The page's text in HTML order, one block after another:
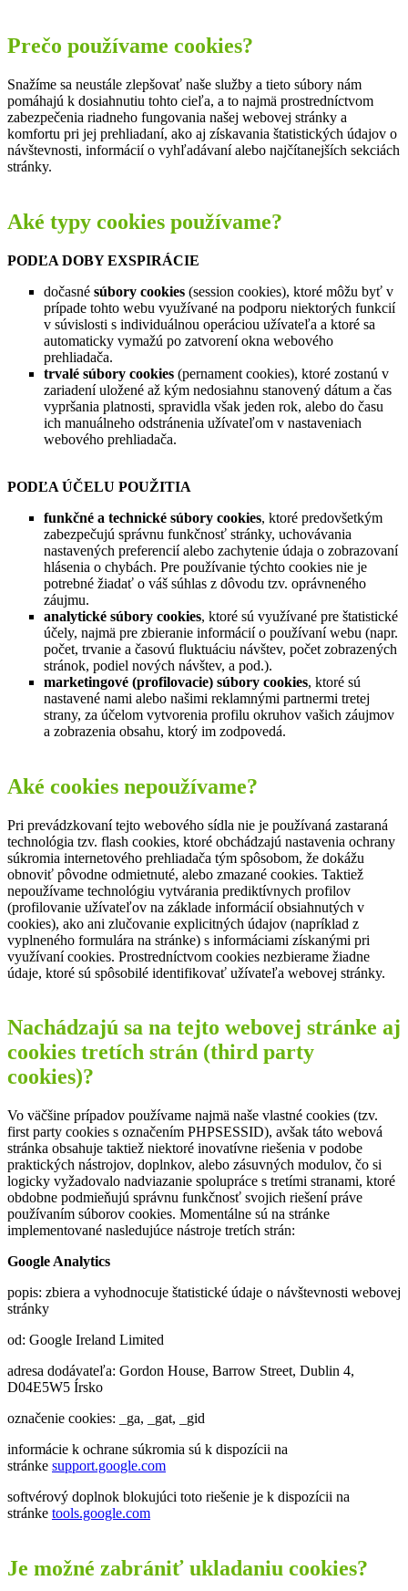
Prečo používame cookies?
Snažíme sa neustále zlepšovať naše služby a tieto súbory nám
pomáhajú k dosiahnutiu tohto cieľa, a to najmä prostredníctvom
zabezpečenia riadneho fungovania našej webovej stránky a
komfortu pri jej prehliadaní, ako aj získavania štatistických údajov o
návštevnosti, informácií o vyhľadávaní alebo najčítanejších sekciách
stránky.
Aké typy cookies používame?
PODĽA DOBY EXSPIRÁCIE
dočasné súbory cookies (session cookies), ktoré môžu byť v
prípade tohto webu využívané na podporu niektorých funkcií
v súvislosti s individuálnou operáciou užívateľa a ktoré sa
automaticky vymažú po zatvorení okna webového
prehliadača.
trvalé súbory cookies (pernament cookies), ktoré zostanú v
zariadení uložené až kým nedosiahnu stanovený dátum a čas
vypršania platnosti, spravidla však jeden rok, alebo do času
ich manuálneho odstránenia užívateľom v nastaveniach
webového prehliadača.
PODĽA ÚČELU POUŽITIA
funkčné a technické súbory cookies, ktoré predovšetkým
zabezpečujú správnu funkčnosť stránky, uchovávania
nastavených preferencií alebo zachytenie údaja o zobrazovaní
hlásenia o chybách. Pre používanie týchto cookies nie je
potrebné žiadať o váš súhlas z dôvodu tzv. oprávneného
záujmu.
analytické súbory cookies, ktoré sú využívané pre štatistické
účely, najmä pre zbieranie informácií o používaní webu (napr.
počet, trvanie a časovú fluktuáciu návštev, počet zobrazených
stránok, podiel nových návštev, a pod.).
marketingové (profilovacie) súbory cookies, ktoré sú
nastavené nami alebo našimi reklamnými partnermi tretej
strany, za účelom vytvorenia profilu okruhov vašich záujmov
a zobrazenia obsahu, ktorý im zodpovedá.
Aké cookies nepoužívame?
Pri prevádzkovaní tejto webového sídla nie je používaná zastaraná
technológia tzv. flash cookies, ktoré obchádzajú nastavenia ochrany
súkromia internetového prehliadača tým spôsobom, že dokážu
obnoviť pôvodne odmietnuté, alebo zmazané cookies. Taktiež
nepoužívame technológiu vytvárania prediktívnych profilov
(profilovanie užívateľov na základe informácií obsiahnutých v
cookies), ako ani zlučovanie explicitných údajov (napríklad z
vyplneného formulára na stránke) s informáciami získanými pri
využívaní cookies. Prostredníctvom cookies nezbierame žiadne
údaje, ktoré sú spôsobilé identifikovať užívateľa webovej stránky.
Nachádzajú sa na tejto webovej stránke aj
cookies tretích strán (third party
cookies)?
Vo väčšine prípadov používame najmä naše vlastné cookies (tzv.
first party cookies s označením PHPSESSID), avšak táto webová
stránka obsahuje taktiež niektoré inovatívne riešenia v podobe
praktických nástrojov, doplnkov, alebo zásuvných modulov, čo si
logicky vyžadovalo nadviazanie spolupráce s tretími stranami, ktoré
obdobne podmieňujú správnu funkčnosť svojich riešení práve
používaním súborov cookies. Momentálne sú na stránke
implementované nasledujúce nástroje tretích strán:
Google Analytics
popis: zbiera a vyhodnocuje štatistické údaje o návštevnosti webovej
stránky
od: Google Ireland Limited
adresa dodávateľa: Gordon House, Barrow Street, Dublin 4,
D04E5W5 Írsko
označenie cookies: _ga, _gat, _gid
informácie k ochrane súkromia sú k dispozícii na
stránke support.google.com
softvérový doplnok blokujúci toto riešenie je k dispozícii na
stránke tools.google.com
Je možné zabrániť ukladaniu cookies?